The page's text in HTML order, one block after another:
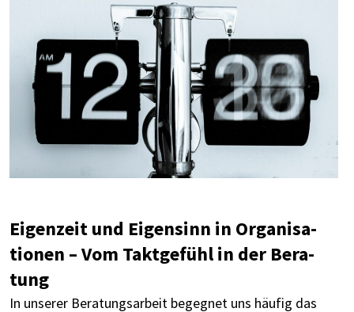
Eigen­zeit und Eigen­sinn in Orga­ni­sa­
tio­nen – Vom Takt­ge­fühl in der Bera­
tung
In unse­rer Bera­tungs­ar­beit begeg­net uns häufig das